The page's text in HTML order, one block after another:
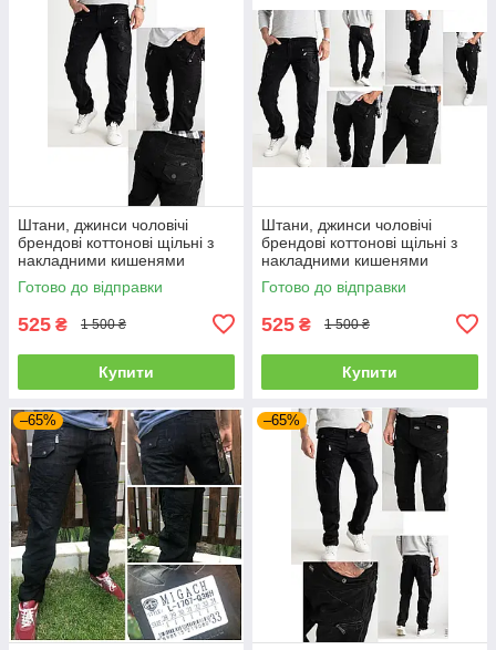
Штани, джинси чоловічі
брендові коттонові щільні з
накладними кишенями
"карго" MIGACH, Туреччина
Готово до відправки
525 ₴ 1 500 ₴
Купити
Штани, джинси чоловічі
брендові коттонові щільні з
накладними кишенями
"карго" MIGACH, Туреччина
Готово до відправки
525 ₴ 1 500 ₴
Купити
–65% –65%